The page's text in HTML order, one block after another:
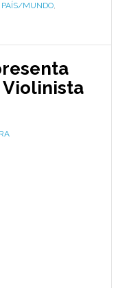
PAÍS/MUNDO,
Violinista